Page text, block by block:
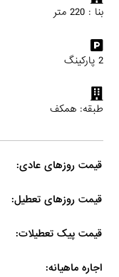
بنا : 220 متر
2 پارکینگ
طبقه: همکف
قیمت روزهای عادی:
قیمت روزهای تعطیل:
قیمت پیک تعطیلات:
اجاره ماهیانه: